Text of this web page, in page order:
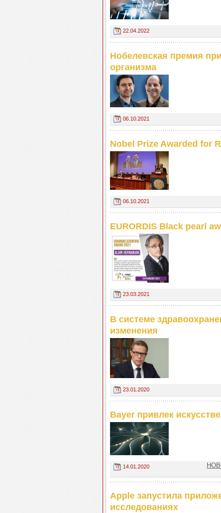
22.04.2022
Нобелевская премия
организма
06.10.2021
Nobel Prize Awarded for
06.10.2021
EURORDIS Black pearl
23.03.2021
В системе
изменения
23.01.2020
Bayer привлек
14.01.2020
Apple запустила
исследованиях